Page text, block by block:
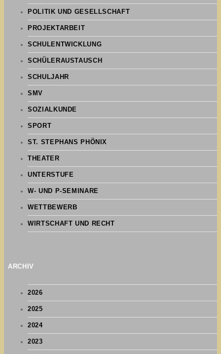
POLITIK UND GESELLSCHAFT
PROJEKTARBEIT
SCHULENTWICKLUNG
SCHÜLERAUSTAUSCH
SCHULJAHR
SMV
SOZIALKUNDE
SPORT
ST. STEPHANS PHÖNIX
THEATER
UNTERSTUFE
W- UND P-SEMINARE
WETTBEWERB
WIRTSCHAFT UND RECHT
ARCHIV
2026
2025
2024
2023